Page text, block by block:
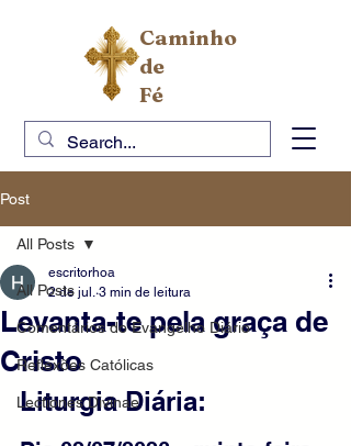
Caminho
de
Fé
Post
All Posts
Comentários do Evangelho Diário
Reflexões Católicas
Lectiones Divinae
All Posts
Levanta-te pela graça de
Cristo
escritorhoa
2 de jul. 3 min de leitura
Liturgia Diária: